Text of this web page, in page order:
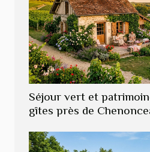
Séjour vert et
gîtes près de